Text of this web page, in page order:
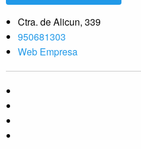
Ctra. de Alicun, 339
950681303
Web Empresa